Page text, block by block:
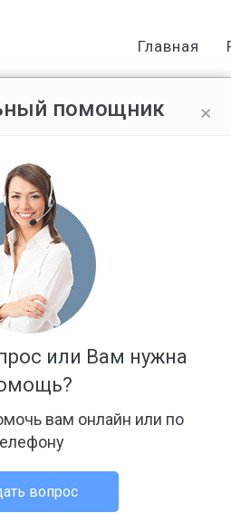
Главная
×
помощник
или Вам нужна
вам онлайн или по
вопрос